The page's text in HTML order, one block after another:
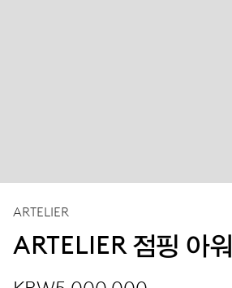
ARTELIER
ARTELIER 점핑 아워